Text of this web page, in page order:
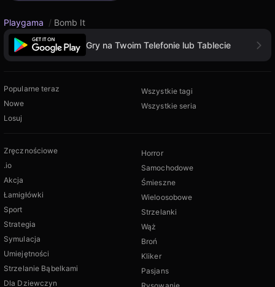
Playgama / Bomb It
Gry na Twoim Telefonie lub Tablecie
Popularne teraz
Nowe
Losuj
Wszystkie tagi
Wszystkie seria
Zręcznościowe
.io
Akcja
Łamigłówki
Sport
Strategia
Symulacja
Umiejętności
Strzelanie Bąbelkami
Dla Dziewczyn
Horror
Samochodowe
Śmieszne
Wieloosobowe
Strzelanki
Wąż
Broń
Kliker
Pasjans